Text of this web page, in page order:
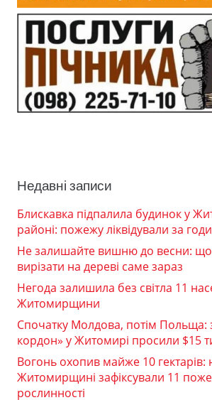
Недавні записи
Блискавка підпалила будинок у
районі: пожежу ліквідували за
Не залишайте вишню до весни: що
вирізати на дереві саме зараз
Негода залишила без світла 11
Житомирщини
Спочатку Молдова, потім Польща:
кордон» у Житомирі просили $15
Вогонь охопив майже 10 гектарів:
Житомирщині зафіксували 11
рослинності